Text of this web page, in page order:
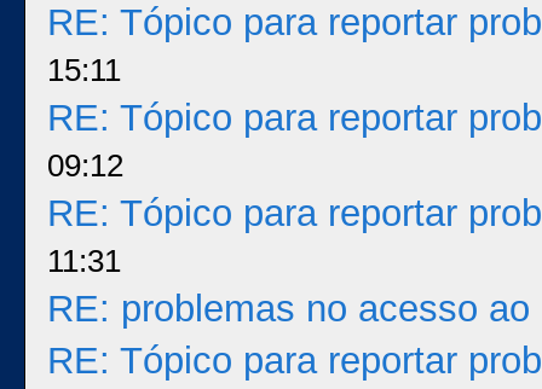
RE: Tópico para reportar
15:11
RE: Tópico para reportar
09:12
RE: Tópico para reportar
11:31
RE: problemas no acesso
RE: Tópico para reportar